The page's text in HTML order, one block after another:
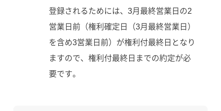
登録されるためには、3月最終営業日の2
営業日前（権利確定日（3月最終営業日）
を含め3営業日前）が権利付最終日となり
ますので、権利付最終日までの約定が必
要です。